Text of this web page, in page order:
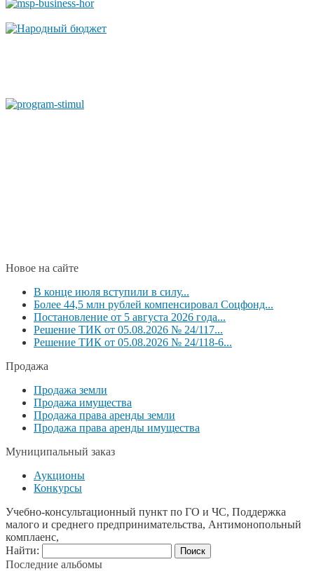
Новое на сайте
В конце июля вступили в силу...
Более 44,5 млн рублей компенсировал Соцфонд...
Постановление от 5 августа 2026 года...
Решение ТИК от 05.08.2026 № 24/117...
Решение ТИК от 05.08.2026 № 24/118-6...
Продажа
Продажа земли
Продажа имущества
Продажа права аренды земли
Продажа права аренды имущества
Муниципальный заказ
Аукционы
Конкурсы
Учебно-консультационный пункт по ГО и ЧС, Поддержка
малого и среднего предпринимательства, Антимонопольный
комплаенс,
Найти:
Последние альбомы